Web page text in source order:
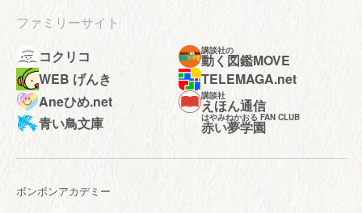
ファミリーサイト
コクリコ
講談社の
動く図鑑MOVE
WEB げんき
TELEMAGA.net
Aneひめ.net
講談社
えほん通信
青い鳥文庫
はやみねかおる FAN CLUB
赤い夢学園
ボンボンアカデミー